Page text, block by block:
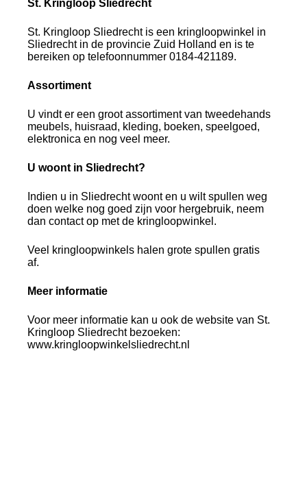
St. Kringloop Sliedrecht
St. Kringloop Sliedrecht is een kringloopwinkel in
Sliedrecht in de provincie Zuid Holland en is te
bereiken op telefoonnummer 0184-421189.
Assortiment
U vindt er een groot assortiment van tweedehands
meubels, huisraad, kleding, boeken, speelgoed,
elektronica en nog veel meer.
U woont in Sliedrecht?
Indien u in Sliedrecht woont en u wilt spullen weg
doen welke nog goed zijn voor hergebruik, neem
dan contact op met de kringloopwinkel.
Veel kringloopwinkels halen grote spullen gratis
af.
Meer informatie
Voor meer informatie kan u ook de website van St.
Kringloop Sliedrecht bezoeken:
www.kringloopwinkelsliedrecht.nl